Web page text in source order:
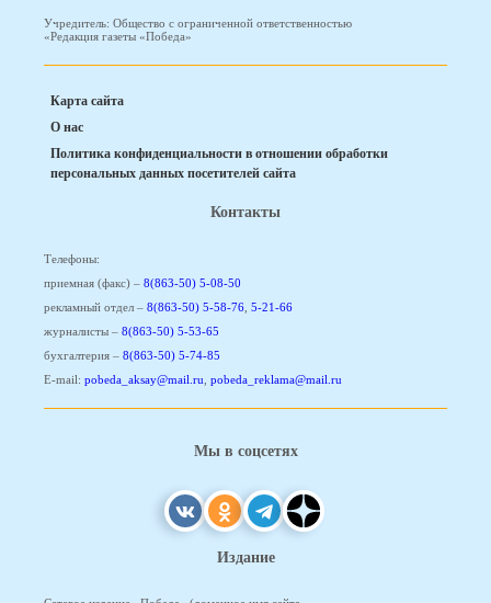
Учредитель: Общество с ограниченной ответственностью
«Редакция газеты «Победа»
Карта сайта
О нас
Политика конфиденциальности в отношении обработки
персональных данных посетителей сайта
Контакты
Телефоны:
приемная (факс) – 8(863-50) 5-08-50
рекламный отдел – 8(863-50) 5-58-76 5-21-66
журналисты – 8(863-50) 5-53-65
бухгалтерия – 8(863-50) 5-74-85
E-mail: pobeda_aksay@mail.ru pobeda_reklama@mail.ru
Мы в соцсетях
Издание